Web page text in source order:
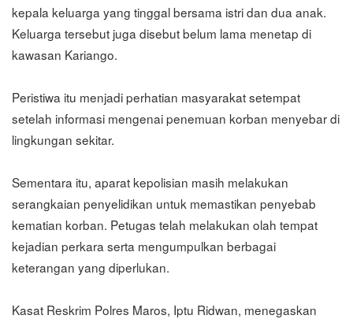
kepala keluarga yang tinggal bersama istri dan dua anak.
Keluarga tersebut juga disebut belum lama menetap di
kawasan Kariango.
Peristiwa itu menjadi perhatian masyarakat setempat
setelah informasi mengenai penemuan korban menyebar di
lingkungan sekitar.
Sementara itu, aparat kepolisian masih melakukan
serangkaian penyelidikan untuk memastikan penyebab
kematian korban. Petugas telah melakukan olah tempat
kejadian perkara serta mengumpulkan berbagai
keterangan yang diperlukan.
Kasat Reskrim Polres Maros, Iptu Ridwan, menegaskan